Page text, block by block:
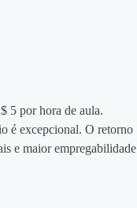
5 por hora de aula.
é excepcional. O retorno
e maior empregabilidade